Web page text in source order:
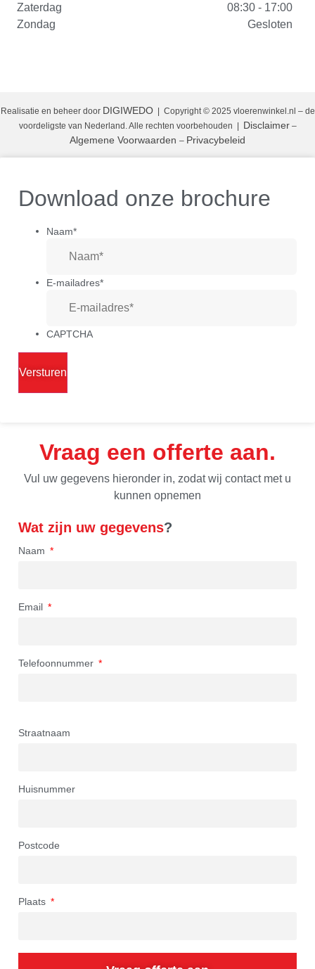
Zaterdag
08:30 - 17:00
Zondag
Gesloten
Realisatie en beheer door DIGIWEDO| Copyright © 2025 vloerenwinkel.nl – de
voordeligste van Nederland. Alle rechten voorbehouden | Disclaimer–
Algemene Voorwaarden – Privacybeleid
Download onze brochure
Naam*
E-mailadres*
CAPTCHA
Vraag een offerte aan
Vul uw gegevens hieronder in, zodat wij contact met u
kunnen opnemen
Wat zijn uw gegevens?
Naam
Email
Telefoonnummer
Straatnaam
Huisnummer
Postcode
Plaats